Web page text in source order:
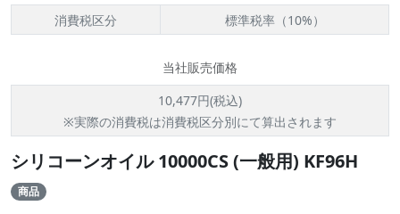
消費税区分
標準税率（10%）
当社販売価格
10,477円(税込)
※実際の消費税は消費税区分別にて算出されます
シリコーンオイル 10000CS (一般用) KF96H
商品